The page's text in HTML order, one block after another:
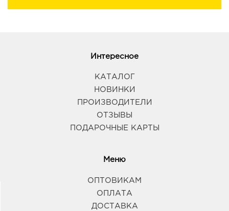
Интересное
КАТАЛОГ
НОВИНКИ
ПРОИЗВОДИТЕЛИ
ОТЗЫВЫ
ПОДАРОЧНЫЕ КАРТЫ
Меню
ОПТОВИКАМ
ОПЛАТА
ДОСТАВКА